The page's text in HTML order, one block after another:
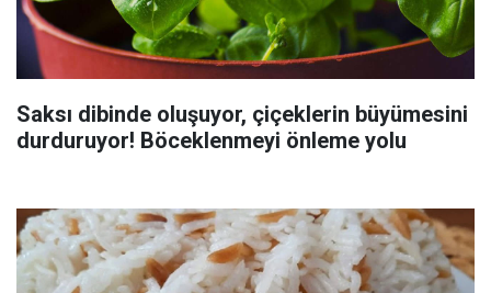
Saksı dibinde oluşuyor, çiçeklerin büyümesini
durduruyor! Böceklenmeyi önleme yolu